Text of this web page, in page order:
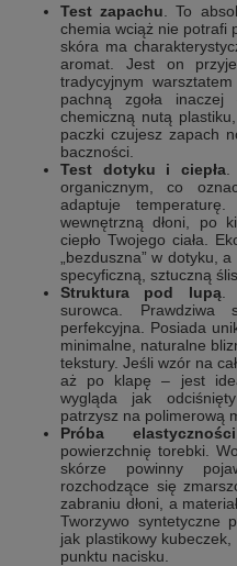
Test zapachu . To
chemia wciąż nie potrafi
skóra ma
aromat. Jest on
tradycyjnym
pachną zgoła
chemiczną nutą
paczki czujesz zapach
baczności.
Test dotyku i ciepła
organicznym, co
adaptuje
wewnętrzną dłoni, po
ciepło Twojego ciała.
„bezduszna” w dotyku,
specyficzną, sztuczną
Struktura pod lupą.
surowca.
perfekcyjna. Posiada
minimalne, naturalne
tekstury. Jeśli wzór na
aż po klapę – jest
wygląda jak
patrzysz na polimerową
Próba elastyczności
powierzchnię torebki.
skórze powinny
rozchodzące się
zabraniu dłoni, a
Tworzywo syntetyczne
jak plastikowy
punktu nacisku.